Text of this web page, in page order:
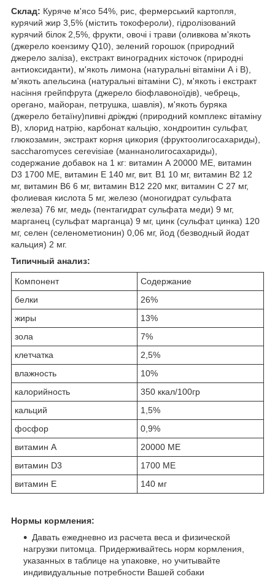
Склад: Куряче м'ясо 54%, рис, фермерський картопля,
курячий жир 3,5% (містить токофероли), гідролізований
курячий білок 2,5%, фрукти, овочі і трави (оливкова м'якоть
(джерело коензиму Q10), зелений горошок (природний
джерело заліза), екстракт виноградних кісточок (природні
антиоксиданти), м'якоть лимона (натуральні вітаміни А і В),
м'якоть апельсина (натуральні вітаміни С), м'якоть і екстракт
насіння грейпфрута (джерело біофлавоноїдів), чебрець,
орегано, майоран, петрушка, шавлія), м'якоть буряка
(джерело бетаїну)пивні дріжджі (природний комплекс вітаміну
В), хлорид натрію, карбонат кальцію, хондроитин сульфат,
глюкозамин, экстракт корня цикория (фруктоолигосахариды),
saccharomyces cerevisiae (маннанолигосахариды),
содержание добавок на 1 кг: витамин А 20000 МЕ, витамин
D3 1700 МЕ, витамин E 140 мг, вит. В1 10 мг, витамин B2 12
мг, витамин B6 6 мг, витамин B12 220 мкг, витамин C 27 мг,
фолиевая кислота 5 мг, железо (моногидрат сульфата
железа) 76 мг, медь (пентагидрат сульфата меди) 9 мг,
марганец (сульфат марганца) 9 мг, цинк (сульфат цинка) 120
мг, селен (селенометионин) 0,06 мг, йод (безводный йодат
кальция) 2 мг.
Типичный анализ:
Компонент
Содержание
белки
26%
жиры
13%
зола
7%
клетчатка
2,5%
влажность
10%
калорийность
350 ккал/100гр
кальций
1,5%
фосфор
0,9%
витамин А
20000 МЕ
витамин D3
1700 МЕ
витамин Е
140 мг
Нормы кормления:
Давать ежедневно из расчета веса и физической
нагрузки питомца. Придерживайтесь норм кормления,
указанных в таблице на упаковке, но учитывайте
индивидуальные потребности Вашей собаки